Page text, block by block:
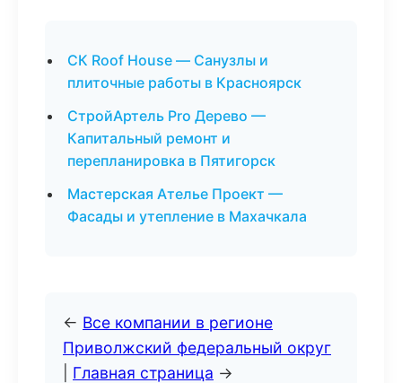
СК Roof House — Санузлы и
плиточные работы в Красноярск
СтройАртель Pro Дерево —
Капитальный ремонт и
перепланировка в Пятигорск
Мастерская Ателье Проект —
Фасады и утепление в Махачкала
← Все компании в регионе
Приволжский федеральный округ
Главная страница →